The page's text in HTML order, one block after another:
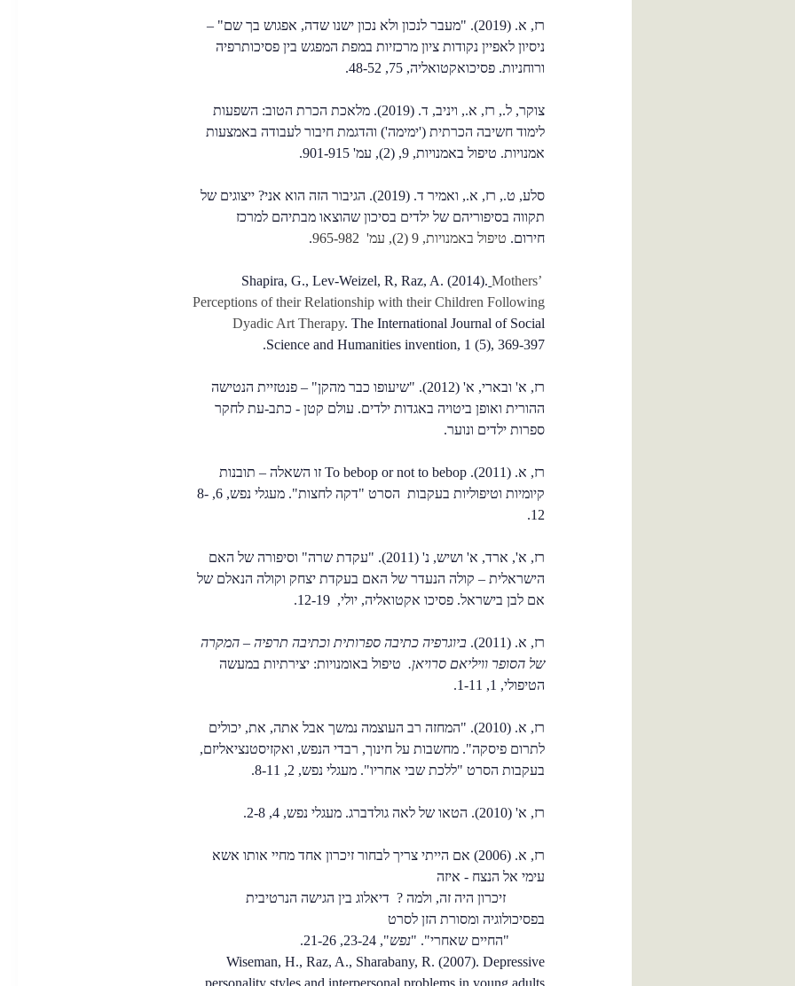
רז, א. (2019). "מעבר לנכון ולא נכון ישנו שדה, אפגוש בך שם" –
ניסיון לאפיין נקודות ציון מרכזיות במפת המפגש בין פסיכותרפיה
ורוחניות. פסיכואקטואליה, 75, 48-52.
צוקר, ל., רז, א., ויניב, ד. (2019). מלאכת הכרת הטוב: השפעות
לימוד חשיבה הכרתית ('ימימה') והדגמת חיבור לעבודה באמצעות
אמנויות. טיפול באמנויות, 9, (2), עמ' 901-915.
סלע, ט., רז, א., ואמיר ד. (2019). הגיבור הזה הוא אני? ייצוגים של
תקווה בסיפוריהם של ילדים בסיכון שהוצאו מבתיהם למרכז
חירום. טיפול באמנויות, 9 (2), עמ' 965-982 .
Mothers’
Perceptions of their Relationship with their Children Following
Dyadic Art Therapy. The International Journal of Social
Science and Humanities invention, 1 (5), 369-397.
רז, א' ובארי, א' (2012). "שיעופו כבר מהקן" – פנטזיית הנטישה
ההורית ואופן ביטויה באגדות ילדים. עולם קטן - כתב-עת לחקר
ספרות ילדים ונוער.
רז, א. (2011). To bebop or not to bebop זו השאלה – תובנות
קיומיות וטיפוליות בעקבות הסרט "דקה לחצות". מעגלי נפש, 6, 8-
12.
רז, א', ארד, א' ושיש, נ' (2011). "עקדת שרה" וסיפורה של האם
הישראלית – קולה הנעדר של האם בעקדת יצחק וקולה הנאלם של
אם לבן בישראל. פסיכו אקטואליה, יולי, 12-19.
רז, א. (2011).
ביוגרפיה כתיבה ספרותית וכתיבה תרפיה – המקרה
של הסופר וויליאם סרויאן. טיפול באומנויות: יצירתיות במעשה
הטיפולי, 1, 1-11.
רז, א. (2010). "המחזה רב העוצמה נמשך אבל אתה, את, יכולים
לתרום פיסקה". מחשבות על חינוך, רבדי הנפש, ואקזיסטנציאליזם,
בעקבות הסרט "ללכת שבי אחריו". מעגלי נפש, 2, 8-11.
רז, א' (2010). הטאו של לאה גולדברג. מעגלי נפש, 4, 2-8.
רז, א. (2006) אם הייתי צריך לבחור זיכרון אחד מחיי אותו אשא
עימי אל הנצח - איזה
זיכרון היה זה, ולמה ? דיאלוג בין הגישה הנרטיבית
בפסיכולוגיה ומסורת הזן לסרט
"החיים שאחרי". "נפש", 23-24, 21-26.
Wiseman, H., Raz, A., Sharabany, R. (2007). Depressive
personality styles and interpersonal problems in young adults